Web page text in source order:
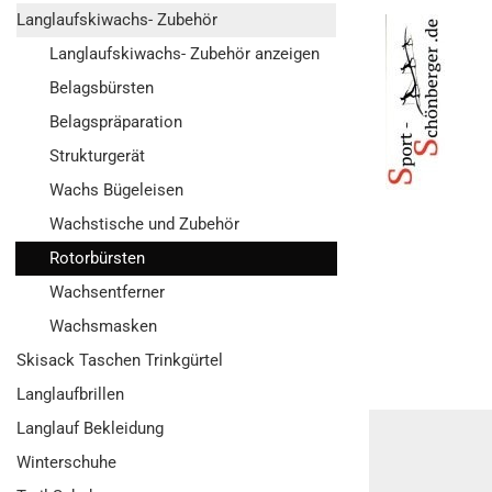
Langlaufskiwachs- Zubehör
Langlaufskiwachs- Zubehör anzeigen
Belagsbürsten
Belagspräparation
Strukturgerät
Wachs Bügeleisen
Wachstische und Zubehör
Rotorbürsten
Wachsentferner
Wachsmasken
Skisack Taschen Trinkgürtel
Langlaufbrillen
Langlauf Bekleidung
Winterschuhe